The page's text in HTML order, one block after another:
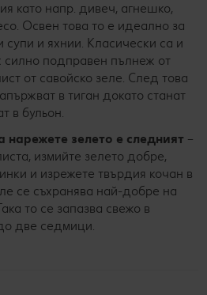
като напр. дивеч, агнешко,
Освен това то е идеално за
супи и яхнии. Класически са и
силно подправен пълнеж от
от савойско зеле. След това
в тиган докато станат
в бульон.
зелето е следният –
измийте зелето добре,
и изрежете твърдия кочан в
се съхранява най-добре на
то се запазва свежо в
две седмици.